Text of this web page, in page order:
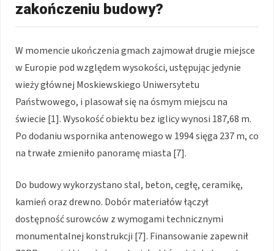
zakończeniu budowy?
W momencie ukończenia gmach zajmował drugie miejsce
w Europie pod względem wysokości, ustępując jedynie
wieży głównej Moskiewskiego Uniwersytetu
Państwowego, i plasował się na ósmym miejscu na
świecie [1]. Wysokość obiektu bez iglicy wynosi 187,68 m.
Po dodaniu wspornika antenowego w 1994 sięga 237 m, co
na trwałe zmieniło panoramę miasta [7].
Do budowy wykorzystano stal, beton, cegłę, ceramikę,
kamień oraz drewno. Dobór materiałów łączył
dostępność surowców z wymogami technicznymi
monumentalnej konstrukcji [7]. Finansowanie zapewnił